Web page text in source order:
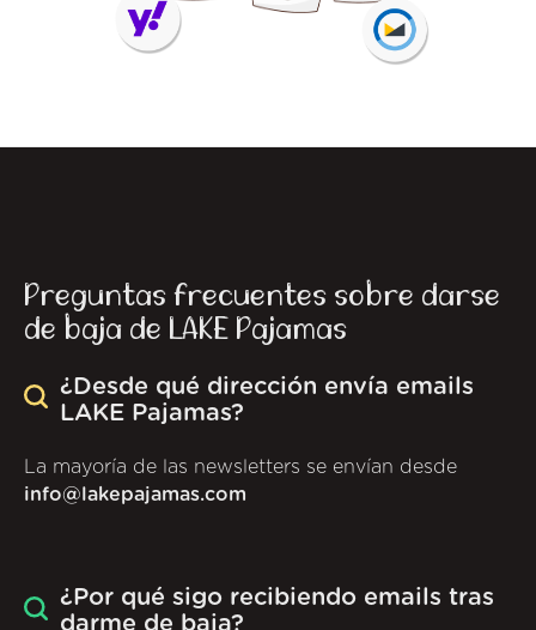
Preguntas frecuentes sobre darse
de baja de LAKE Pajamas
¿Desde qué dirección envía emails
LAKE Pajamas?
La mayoría de las newsletters se envían desde
info@lakepajamas.com
¿Por qué sigo recibiendo emails tras
darme de baja?